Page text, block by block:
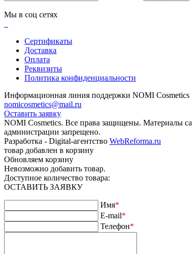
Мы в соц сетях
Сертификаты
Доставка
Оплата
Реквизиты
Политика конфиденциальности
Информационная линия поддержки NOMI Сosmetics
nomicosmetics@mail.ru
Оставить заявку
NOMI Сosmetics. Все права защищены. Материалы
администрации запрещено.
Разработка - Digital-агентство WebReforma.ru
товар добавлен в корзину
Обновляем корзину
Невозможно добавить товар.
Доступное количество товара:
ОСТАВИТЬ ЗАЯВКУ
Имя*
E-mail*
Телефон*